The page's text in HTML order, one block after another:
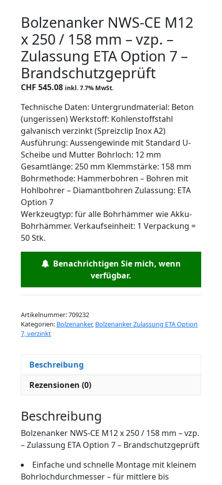
Bolzenanker NWS-CE M12
x 250 / 158 mm – vzp. –
Zulassung ETA Option 7 –
Brandschutzgeprüft
CHF 545.08 inkl. 7.7% MwSt.
Technische Daten: Untergrundmaterial: Beton
(ungerissen) Werkstoff: Kohlenstoffstahl
galvanisch verzinkt (Spreizclip Inox A2)
Ausführung: Aussengewinde mit Standard U-
Scheibe und Mutter Bohrloch: 12 mm
Gesamtlänge: 250 mm Klemmstärke: 158 mm
Bohrmethode: Hammerbohren – Bohren mit
Hohlbohrer – Diamantbohren Zulassung: ETA
Option 7
Werkzeugtyp: für alle Bohrhämmer wie Akku-
Bohrhämmer. Verkaufseinheit: 1 Verpackung =
50 Stk.
Benachrichtigen Sie mich, wenn
verfügbar.
Artikelnummer:709232
Kategorien: Bolzenanker, Bolzenanker Zulassung ETA Option
7, verzinkt
Beschreibung
Rezensionen (0)
Beschreibung
Bolzenanker NWS-CE M12 x 250 / 158 mm – vzp.
– Zulassung ETA Option 7 – Brandschutzgeprüft
Einfache und schnelle Montage mit kleinem
Bohrlochdurchmesser – für mittlere bis